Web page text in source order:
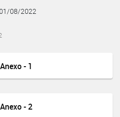
08/2022
- 1
- 2